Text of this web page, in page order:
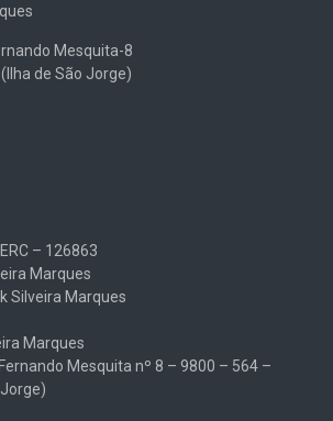
Mesquita-8
de São Jorge)
– 126863
Marques
Silveira Marques
Marques
Mesquita nº 8 – 9800 – 564 –